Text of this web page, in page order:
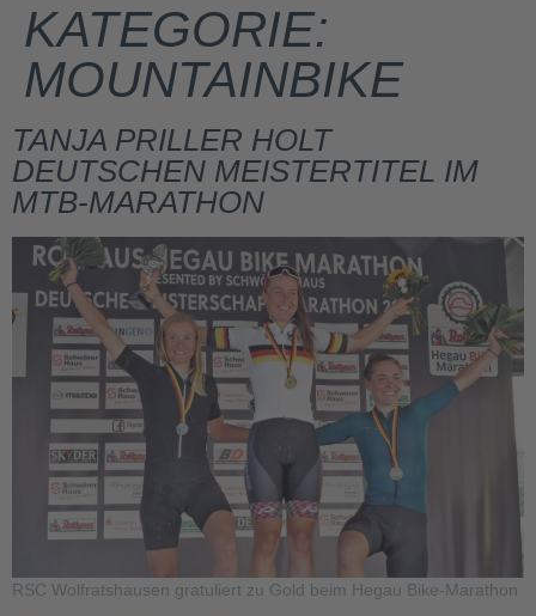
KATEGORIE:
MOUNTAINBIKE
TANJA PRILLER HOLT
DEUTSCHEN MEISTERTITEL IM
MTB-MARATHON
RSC Wolfratshausen gratuliert zu Gold beim Hegau Bike-Marathon